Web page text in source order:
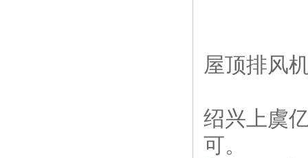
屋顶排风
绍兴上虞
可。